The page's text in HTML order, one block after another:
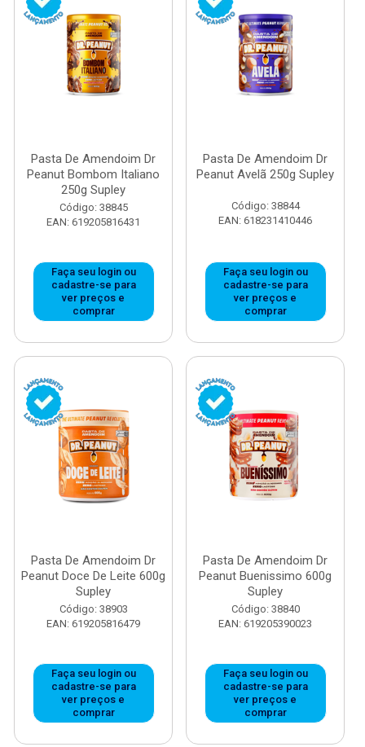
Pasta De Amendoim Dr
Peanut Bombom Italiano
250g Supley
Código: 38845
EAN: 619205816431
Faça seu login ou
cadastre-se para
ver preços e
comprar
Pasta De Amendoim Dr
Peanut Avelã 250g Supley
Código: 38844
EAN: 618231410446
Faça seu login ou
cadastre-se para
ver preços e
comprar
Pasta De Amendoim Dr
Peanut Doce De Leite 600g
Supley
Código: 38903
EAN: 619205816479
Faça seu login ou
cadastre-se para
ver preços e
comprar
Pasta De Amendoim Dr
Peanut Buenissimo 600g
Supley
Código: 38840
EAN: 619205390023
Faça seu login ou
cadastre-se para
ver preços e
comprar